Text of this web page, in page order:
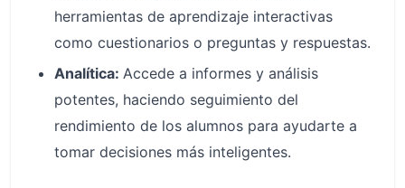
herramientas de aprendizaje interactivas
como cuestionarios o preguntas y respuestas.
Analítica: Accede a informes y análisis
potentes, haciendo seguimiento del
rendimiento de los alumnos para ayudarte a
tomar decisiones más inteligentes.